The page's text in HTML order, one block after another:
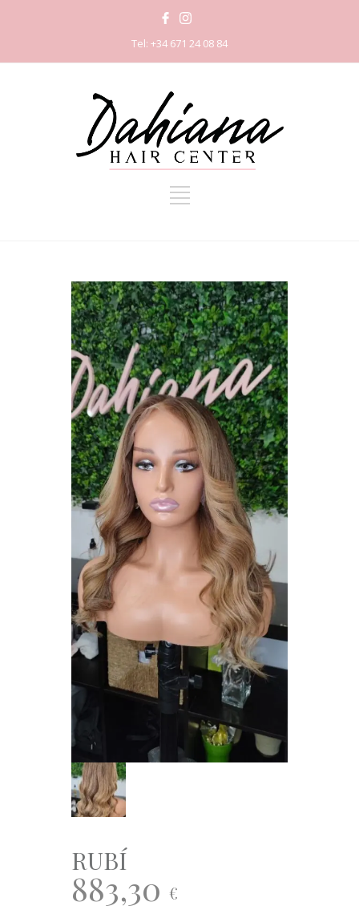
Tel: +34 671 24 08 84
RUBÍ
883,30 €